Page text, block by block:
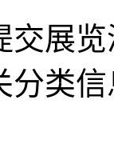
交展
分类